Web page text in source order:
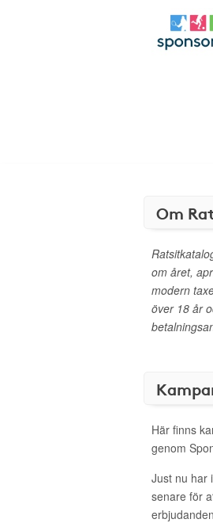
Om
om året,
modern
över 18 år
Här finns
genom
Just nu har
senare för